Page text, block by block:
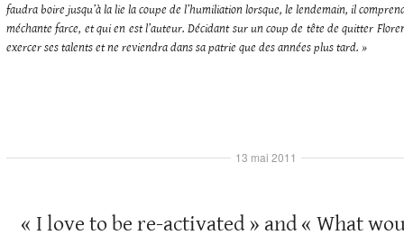
faudra boire jusqu’à la lie la coupe de l’humiliation lorsque, le lendemain, il
méchante farce, et qui en est l’auteur. Décidant sur un coup de tête de quitter
exercer ses talents et ne reviendra dans sa patrie que des années plus tard. »
« I love to be re-activated » and « What
13 mai 2011